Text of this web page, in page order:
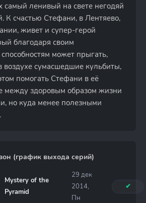
самый ленивый на свете негодяй
К счастью Стефани, в Лентяево,
живет и супер-герой
благодаря своим
может прыгать,
воздухе сумасшедшие кульбиты,
помогать Стефани в её
между здоровым образом жизни
но куда менее полезными
(график выхода серий)
Mystery of the
Pyramid
29 дек
2014,
Пн
✔